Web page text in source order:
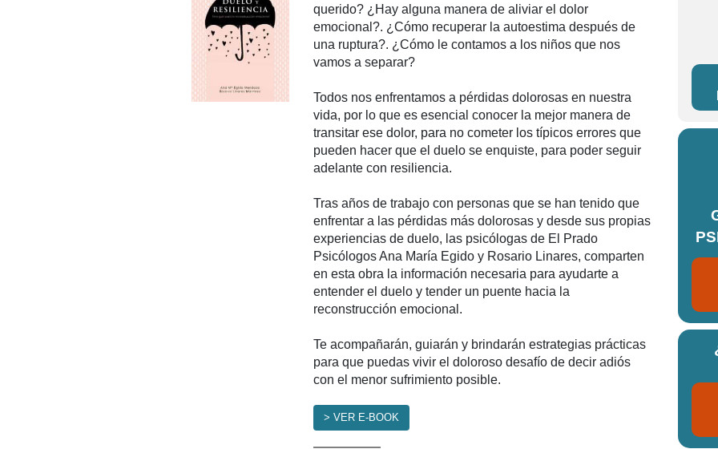
querido? ¿Hay alguna manera de aliviar el dolor
emocional?. ¿Cómo recuperar la autoestima después de
una ruptura?. ¿Cómo le contamos a los niños que nos
vamos a separar?
Todos nos enfrentamos a pérdidas dolorosas en nuestra
vida, por lo que es esencial conocer la mejor manera de
transitar ese dolor, para no cometer los típicos errores que
pueden hacer que el duelo se enquiste, para poder seguir
adelante con resiliencia.
Tras años de trabajo con personas que se han tenido que
enfrentar a las pérdidas más dolorosas y desde sus propias
experiencias de duelo, las psicólogas de El Prado
Psicólogos Ana María Egido y Rosario Linares, comparten
en esta obra la información necesaria para ayudarte a
entender el duelo y tender un puente hacia la
reconstrucción emocional.
Te acompañarán, guiarán y brindarán estrategias prácticas
para que puedas vivir el doloroso desafí­o de decir adiós
con el menor sufrimiento posible.
> VER E-BOOK